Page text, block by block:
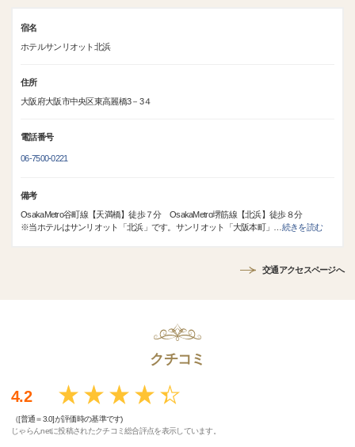
宿名
ホテルサンリオット北浜
住所
大阪府大阪市中央区東高麗橋3－3４
電話番号
06-7500-0221
備考
OsakaMetro谷町線【天満橋】徒歩７分 OsakaMetro堺筋線【北浜】徒歩８分
※当ホテルはサンリオット「北浜」です。サンリオット「大阪本町」
続きを読む
交通アクセスページへ
クチコミ
4.2
（[普通＝3.0]が評価時の基準です)
じゃらんnetに投稿されたクチコミ総合評点を表示しています。